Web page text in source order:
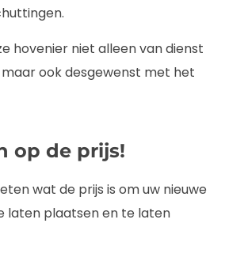
hovenier niet alleen van dienst
ook desgewenst met het
op de prijs!
wat de prijs is om uw nieuwe
laten plaatsen en te laten